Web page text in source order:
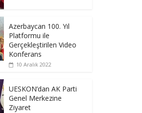
Azerbaycan 100. Yıl
Platformu ile
Gerçekleştirilen Video
Konferans
10 Aralık 2022
UESKON’dan AK Parti
Genel Merkezine
Ziyaret